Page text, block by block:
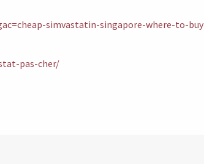
simvastatin-singapore-where-to-buy
pas-cher/